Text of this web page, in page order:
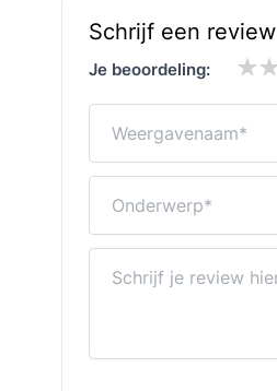
Schrijf een review
Je beoordeling: